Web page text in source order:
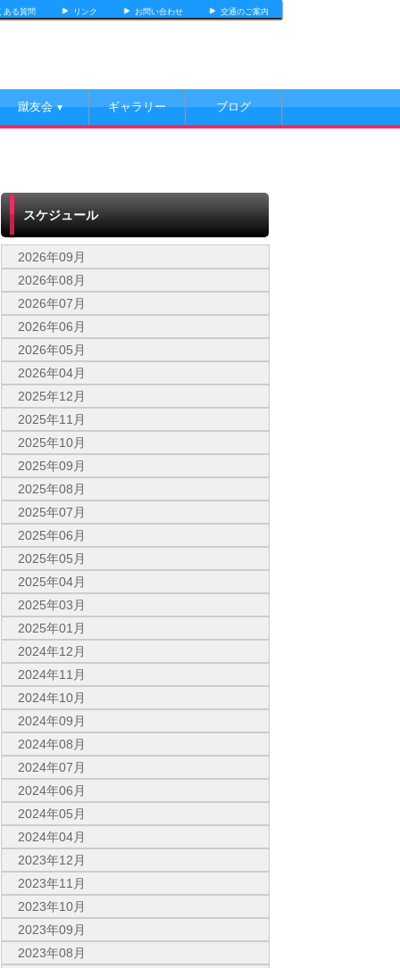
ある質問 リンク お問い合わせ 交通のご案内
蹴友会▼ ギャラリー ブログ
スケジュール
2026年09月
2026年08月
2026年07月
2026年06月
2026年05月
2026年04月
2025年12月
2025年11月
2025年10月
2025年09月
2025年08月
2025年07月
2025年06月
2025年05月
2025年04月
2025年03月
2025年01月
2024年12月
2024年11月
2024年10月
2024年09月
2024年08月
2024年07月
2024年06月
2024年05月
2024年04月
2023年12月
2023年11月
2023年10月
2023年09月
2023年08月